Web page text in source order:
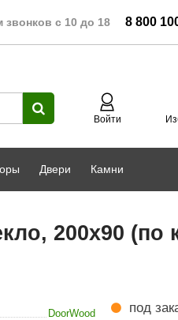
звонков с 10 до 18 8 800
Войти
Двери Камни
200х90 (по
под
DoorWood